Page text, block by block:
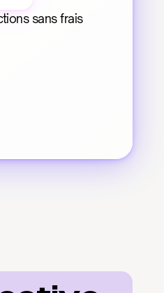
sans frais